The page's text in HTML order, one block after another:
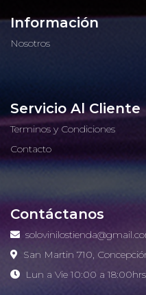
Información
Nosotros
Servicio Al Cliente
Terminos y Condiciones
Contacto
Contáctanos
San Martin 710,
Lun a Vie 10:00 a